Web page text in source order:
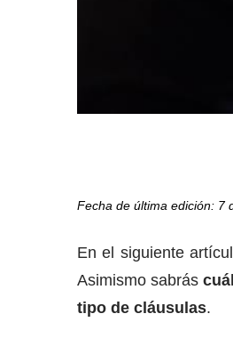
Fecha de última edición: 7
En el siguiente
Asimismo sabrás
tipo de cláusulas.